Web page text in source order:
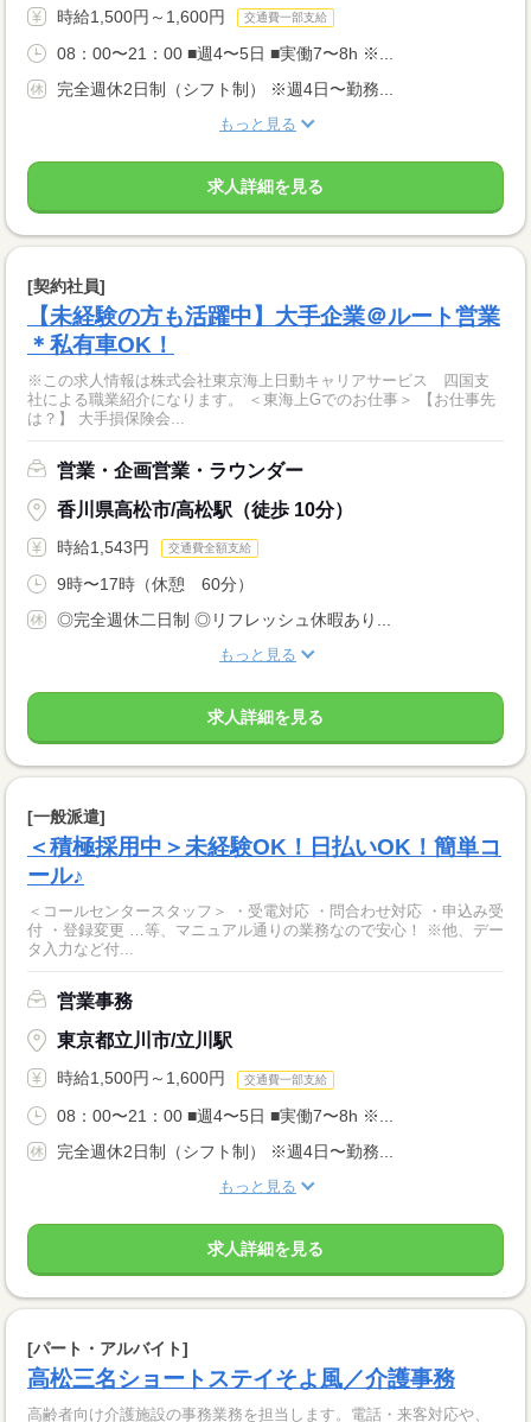
時給1,500円～1,600円 交通費一部支給
08：00〜21：00 ■週4〜5日 ■実働7〜8h ※...
完全週休2日制（シフト制） ※週4日〜勤務...
もっと見る
求人詳細を見る
[契約社員]
【未経験の方も活躍中】大手企業＠ルート営業
＊私有車OK！
※この求人情報は株式会社東京海上日動キャリアサービス 四国支
社による職業紹介になります。 ＜東海上Gでのお仕事＞ 【お仕事先
は？】 大手損保険会...
営業・企画営業・ラウンダー
香川県高松市/高松駅（徒歩 10分）
時給1,543円 交通費全額支給
9時〜17時（休憩 60分）
◎完全週休二日制 ◎リフレッシュ休暇あり...
もっと見る
求人詳細を見る
[一般派遣]
＜積極採用中＞未経験OK！日払いOK！簡単コ
ール♪
＜コールセンタースタッフ＞ ・受電対応 ・問合わせ対応 ・申込み受
付 ・登録変更 …等、マニュアル通りの業務なので安心！ ※他、デー
タ入力など付...
営業事務
東京都立川市/立川駅
時給1,500円～1,600円 交通費一部支給
08：00〜21：00 ■週4〜5日 ■実働7〜8h ※...
完全週休2日制（シフト制） ※週4日〜勤務...
もっと見る
求人詳細を見る
[パート・アルバイト]
高松三名ショートステイそよ風／介護事務
高齢者向け介護施設の事務業務を担当します。電話・来客対応や、